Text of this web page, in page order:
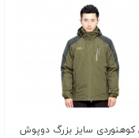
کوهنوردی سایز بزرگ دوپوش